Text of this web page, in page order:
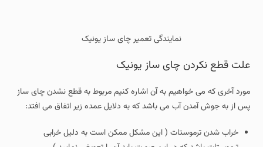
نمایندگی تعمیر چای ساز یونیک
علت قطع نکردن چای ساز یونیک
مورد آخری که می خواهیم به آن اشاره کنیم مربوط به قطع نشدن چای ساز
پس از به جوش آمدن آب می باشد که به دلایل عمده زیر اتفاق می افتد:
خراب شدن ترموستات ( این مشکل ممکن است به دلیل خرابی